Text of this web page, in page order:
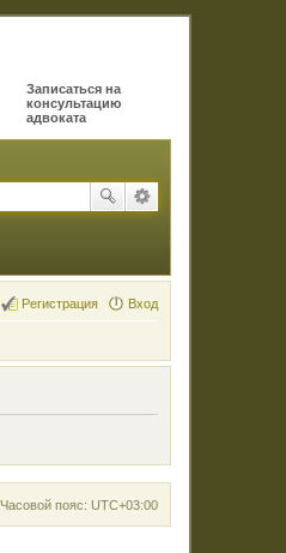
Записаться на
консультацию
адвоката
Вход
Регистрация
Часовой пояс: UTC+03:00